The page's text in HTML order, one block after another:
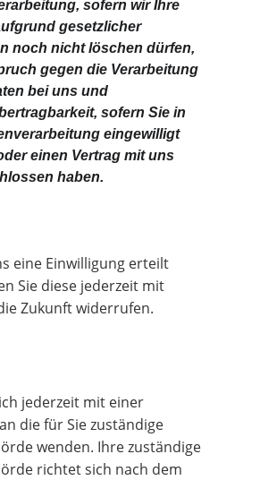
sofern wir Ihre
gesetzlicher
noch nicht löschen dürfen,
gegen die Verarbeitung
bei uns und
sofern Sie in
eingewilligt
einen Vertrag mit uns
haben.
eine Einwilligung erteilt
Sie diese jederzeit mit
Zukunft widerrufen.
jederzeit mit einer
die für Sie zuständige
wenden. Ihre zuständige
richtet sich nach dem